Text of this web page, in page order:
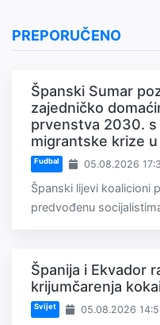
PREPORUČENO
Španski Sumar
zajedničko
prvenstva 2030. s
migrantske krize
Fudbal 05.08.2026
Španski lijevi koalicioni
predvođenu
Španija i Ekvador
krijumčarenja
Svijet 05.08.2026